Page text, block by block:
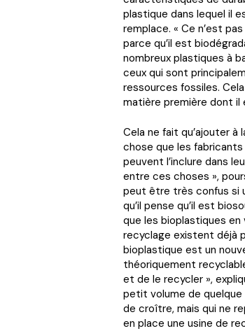
plastique dans lequel il
remplace. « Ce n’est
parce qu’il est
nombreux plastiques à
ceux qui sont
ressources fossiles.
matière première dont il
Cela ne fait qu’ajouter à
chose que les
peuvent l’inclure dans
entre ces choses »,
peut être très confus si
qu’il pense qu’il est
que les bioplastiques
recyclage existent déjà
bioplastique est un
théoriquement
et de le recycler »,
petit volume de
de croître, mais qui ne
en place une usine de